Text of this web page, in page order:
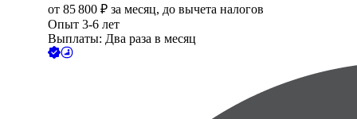
от 85 800 ₽ за месяц, до вычета налогов
Опыт 3-6 лет
Выплаты: Два раза в месяц